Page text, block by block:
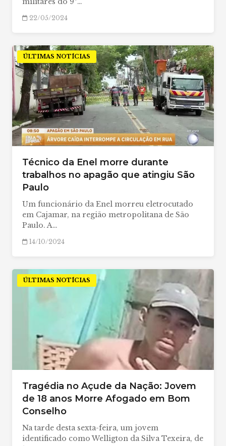
22/05/2024
ÚLTIMAS NOTÍCIAS
Técnico da Enel morre durante
trabalhos no apagão que atingiu São
Paulo
Um funcionário da Enel morreu eletrocutado
em Cajamar, na região metropolitana de São
Paulo. A…
14/10/2024
ÚLTIMAS NOTÍCIAS
Tragédia no Açude da Nação: Jovem
de 18 anos Morre Afogado em Bom
Conselho
Na tarde desta sexta-feira, um jovem
identificado como Welligton da Silva Texeira, de